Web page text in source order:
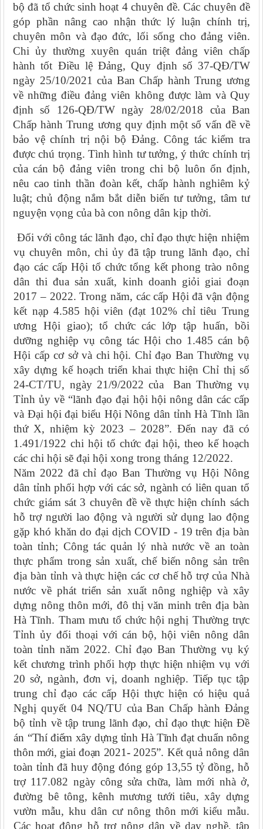
bộ đã tổ chức sinh hoạt 4 chuyên đề.Các chuyên đề
góp phần nâng cao nhận thức lý luận chính trị,
chuyên môn và đạo đức, lối sống cho đảng viên.
Chi ủy thường xuyên quán triệt đảng viên chấp
hành tốt Điều lệ Đảng,Quy định số 37-QĐ/TW
ngày 25/10/2021 của Ban Chấp hành Trung ương
về những điều đảng viên không được làm vàQuy
định số 126-QĐ/TW ngày 28/02/2018 của Ban
Chấp hành Trung ương quy định một số vấn đề về
bảo vệ chính trị nội bộ Đảng. Công tác kiểm tra
được chú trọng. Tình hình tư tưởng, ý thức chính trị
của cán bộ đảng viên trong chi bộ luôn ổn định,
nêu cao tinh thần đoàn kết, chấp hành nghiêm kỷ
luật; chủ động nắm bắt diễn biến tư tưởng, tâm tư
nguyện vọng của bà con nông dân kịp thời.
Đối với công tác lãnh đạo, chỉ đạo thực hiện nhiệm
vụ chuyên môn, chi ủy đã tập trung lãnh đạo, chỉ
đạo các cấp Hội tổ chức tổng kết phong trào nông
dân thi đua sản xuất, kinh doanh giỏi giai đoạn
2017 – 2022. Trong năm, các cấp Hội đã vận động
kết nạp 4.585 hội viên (đạt 102% chỉ tiêu Trung
ương Hội giao); tổ chức các lớp tập huấn, bồi
dưỡng nghiệp vụ công tác Hội cho 1.485 cán bộ
Hội cấp cơ sở và chi hội. Chỉ đạo Ban Thường vụ
xây dựng kế hoạch triển khai thực hiện Chỉ thị số
24-CT/TU, ngày 21/9/2022 của Ban Thường vụ
Tỉnh ủy về “lãnh đạo đại hội hội nông dân các cấp
và Đại hội đại biểu Hội Nông dân tỉnh Hà Tĩnh lần
thứ X, nhiệm kỳ 2023 – 2028”. Đến nay đã có
1.491/1922 chi hội tổ chức đại hội, theo kế hoạch
các chi hội sẽ đại hội xong trong tháng 12/2022.
Năm 2022 đã chỉ đạo Ban Thường vụ Hội Nông
dân tỉnh phối hợp với các sở, ngành có liên quan tổ
chức giám sát 3 chuyên đề về thực hiện chính sách
hỗ trợ người lao động và người sử dụng lao động
gặp khó khăn do đại dịchCOVID - 19trên địa bàn
toàn tỉnh; Công tác quản lý nhà nước về an toàn
thực phẩm trong sản xuất, chế biến nông sản trên
địa bàn tỉnh và thực hiện các cơ chế hỗ trợ của Nhà
nước về phát triển sản xuất nông nghiệp và xây
dựng nông thôn mới, đô thị văn minh trên địa bàn
Hà Tĩnh. Tham mưu tổ chức hội nghị Thường trực
Tỉnh ủy đối thoại với cán bộ, hội viên nông dân
toàn tỉnh năm 2022. Chỉ đạo Ban Thường vụ ký
kết chương trình phối hợp thực hiện nhiệm vụ với
20 sở, ngành, đơn vị, doanh nghiệp. Tiếp tục tập
trung chỉ đạo các cấp Hội thực hiện có hiệu quả
Nghị quyết 04 NQ/TU của Ban Chấp hành Đảng
bộ tỉnh vềtập trung lãnh đạo, chỉ đạo thực hiệnĐề
án “Thí điểm xâydựng tỉnh Hà Tĩnh đạt chuẩn nông
thôn mới, giai đoạn 2021-2025”. Kết quả nông dân
toàn tỉnh đã huy động đóng góp 13,55 tỷ đồng, hỗ
trợ 117.082 ngày công sửa chữa, làm mới nhà ở,
đường bê tông, kênh mương tưới tiêu, xây dựng
vườn mẫu, khu dân cư nông thôn mới kiểu mẫu.
Các hoạt động hỗ trợ nông dân về dạy nghề, tập